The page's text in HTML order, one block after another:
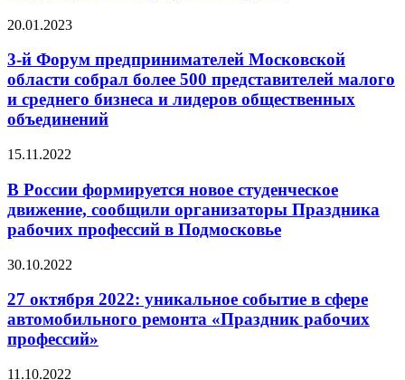
20.01.2023
3-й Форум предпринимателей Московской
области собрал более 500 представителей малого
и среднего бизнеса и лидеров общественных
объединений
15.11.2022
В России формируется новое студенческое
движение, сообщили организаторы Праздника
рабочих профессий в Подмосковье
30.10.2022
27 октября 2022: уникальное событие в сфере
автомобильного ремонта «Праздник рабочих
профессий»
11.10.2022